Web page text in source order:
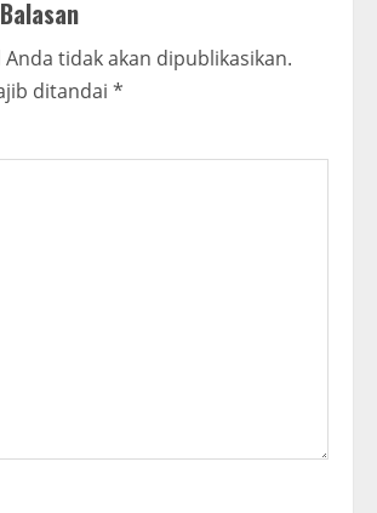
tidak akan dipublikasikan.
ditandai *